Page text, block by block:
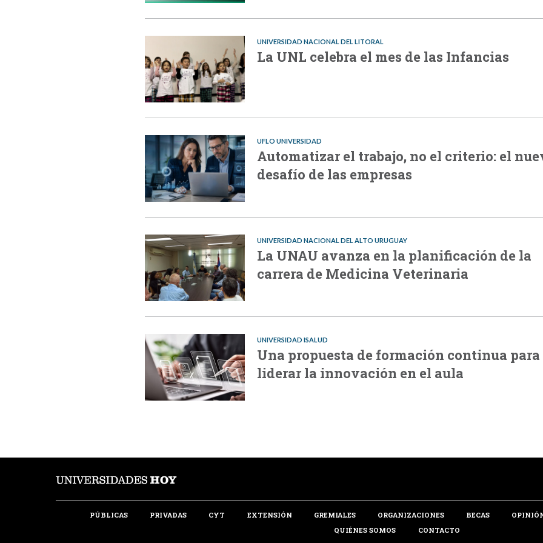
UNIVERSIDAD NACIONAL DEL LITORAL
La UNL celebra el mes de las Infancias
UFLO UNIVERSIDAD
Automatizar el trabajo, no el criterio: el
desafío de las empresas
UNIVERSIDAD NACIONAL DEL ALTO URUGUAY
La UNAU avanza en la planificación de la
carrera de Medicina Veterinaria
UNIVERSIDAD ISALUD
Una propuesta de formación continua para
liderar la innovación en el aula
PÚBLICAS PRIVADAS CYT EXTENSIÓN GREMIALES ORGANIZACIONES BECAS
QUIÉNES SOMOS
CONTACTO